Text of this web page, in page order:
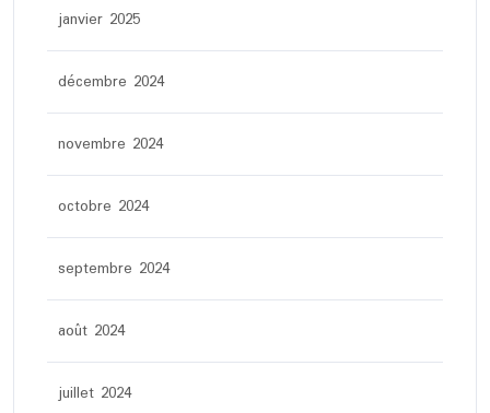
janvier 2025
décembre 2024
novembre 2024
octobre 2024
septembre 2024
août 2024
juillet 2024